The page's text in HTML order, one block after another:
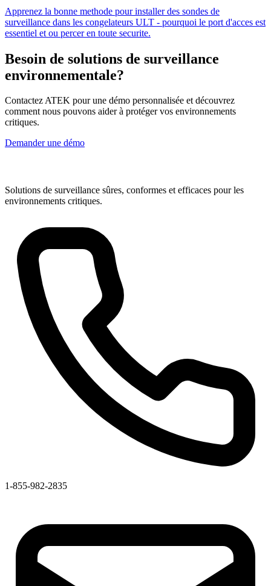
Apprenez la bonne methode pour installer des sondes de
surveillance dans les congelateurs ULT - pourquoi le port d'acces est
essentiel et ou percer en toute securite.
Besoin de solutions de surveillance
environnementale?
Contactez ATEK pour une démo personnalisée et découvrez
comment nous pouvons aider à protéger vos environnements
critiques.
Demander une démo
Solutions de surveillance sûres, conformes et efficaces pour les
environnements critiques.
1-855-982-2835